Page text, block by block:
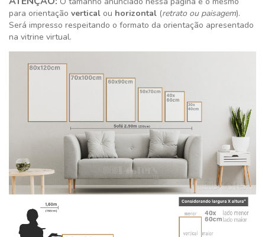
para orientação vertical ou horizontal (retrato ou paisagem).
Será impresso respeitando o formato da orientação apresentado
na vitrine virtual.